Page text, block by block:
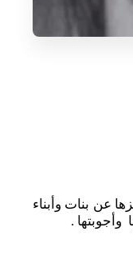
عن بنات وأبناء
وأجوبتها .